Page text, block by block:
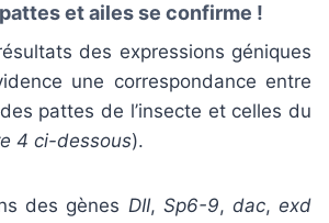
et ailes se confirme !
des expressions géniques
une correspondance entre
pattes de l’insecte et celles du
4 ci-dessous).
des gènes DII, Sp6-9, dac,exd